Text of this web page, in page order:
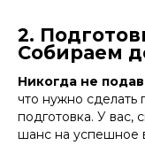
2.
Собираем
Никогда не
что нужно сделать
подготовка. У вас,
шанс на успешное